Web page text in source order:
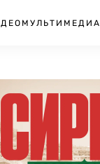
МУЛЬТИМЕДИА